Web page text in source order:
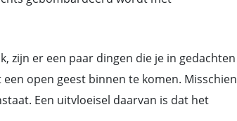
zijn er een paar dingen die je in gedachten
open geest binnen te komen. Misschien
Een uitvloeisel daarvan is dat het